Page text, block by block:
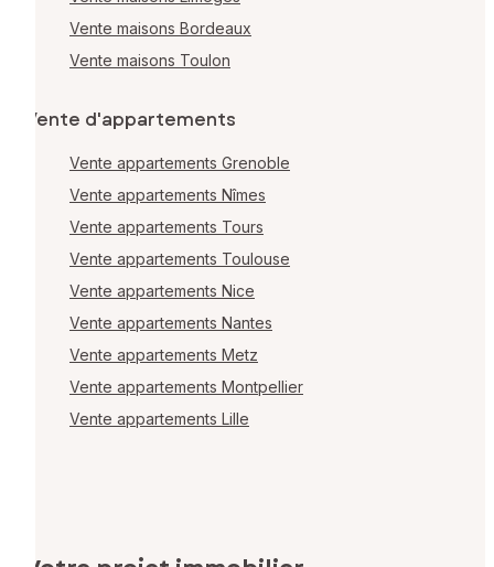
Vente maisons Bordeaux
Vente maisons Toulon
Vente d'appartements
Vente appartements Grenoble
Vente appartements Nîmes
Vente appartements Tours
Vente appartements Toulouse
Vente appartements Nice
Vente appartements Nantes
Vente appartements Metz
Vente appartements Montpellier
Vente appartements Lille